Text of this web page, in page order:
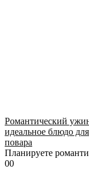
Романтический
идеальное блюдо
повара
Планируете
00